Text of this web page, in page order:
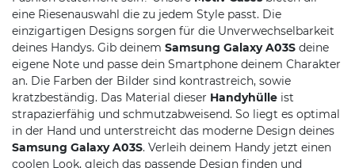
eine Riesenauswahl die zu jedem Style passt. Die
einzigartigen Designs sorgen für die Unverwechselbarkeit
deines Handys. Gib deinem Samsung Galaxy A03S deine
eigene Note und passe dein Smartphone deinem Charakter
an. Die Farben der Bilder sind kontrastreich, sowie
kratzbeständig. Das Material dieser Handyhülle ist
strapazierfähig und schmutzabweisend. So liegt es optimal
in der Hand und unterstreicht das moderne Design deines
Samsung Galaxy A03S. Verleih deinem Handy jetzt einen
coolen Look, gleich das passende Design finden und